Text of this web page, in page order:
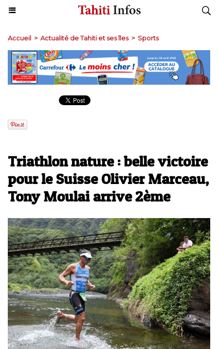
Accueil > Actualité de Tahiti et ses îles > Sports
Triathlon nature : belle victoire
pour le Suisse Olivier Marceau,
Tony Moulai arrive 2ème